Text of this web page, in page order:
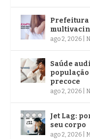
Prefeitura
ago 2, 2026
Saúde
precoce
ago 2, 2026
Jet Lag:
seu corpo
ago 2, 2026